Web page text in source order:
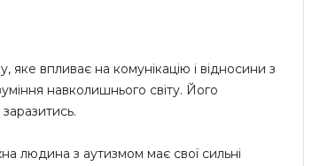
впливає на комунікацію і відносини з
навколишнього світу. Його
людина з аутизмом має свої сильні